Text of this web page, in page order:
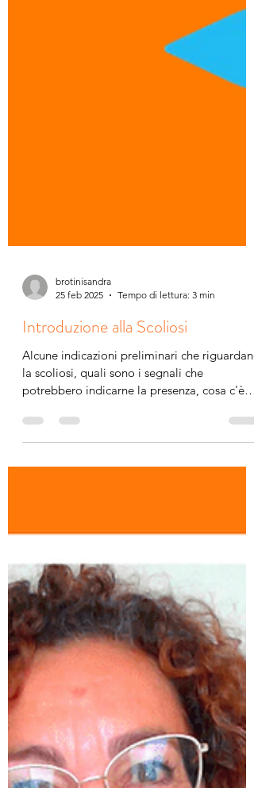
brotinisandra
25 feb 2025
Tempo di lettura: 3 min
Introduzione alla Scoliosi
Alcune indicazioni preliminari che riguardano
potrebbero indicarne la presenza, cosa c'è
da sapere...